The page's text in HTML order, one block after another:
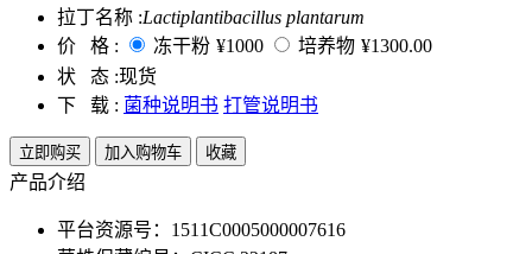
拉丁名称 :Lactiplantibacillus plantarum
价 格 :
冻干粉 ¥1000 培养物 ¥1300.00
状 态 :现货
下 载 : 菌种说明书 打管说明书
立即购买 加入购物车 收藏
产品介绍
平台资源号：1511C0005000007616